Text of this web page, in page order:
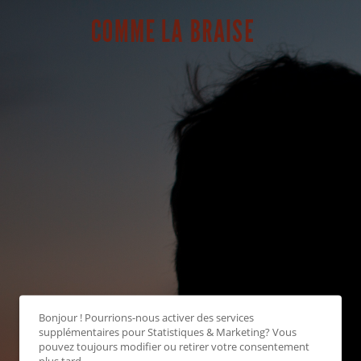
Bonjour ! Pourrions-nous activer des services
supplémentaires pourStatistiques & Marketing? Vous
pouvez toujours modifier ou retirer votre consentement